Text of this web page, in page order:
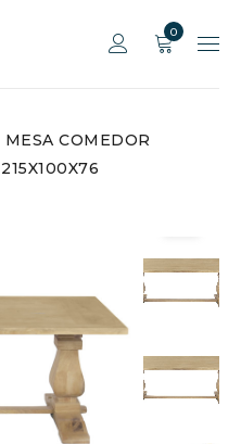
0
MESA COMEDOR